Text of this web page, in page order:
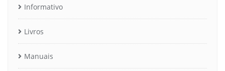
Informativo
Livros
Manuais